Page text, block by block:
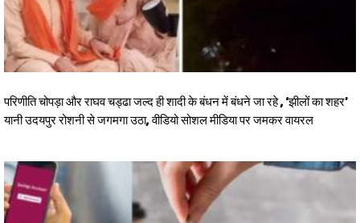
परिणीति चोपड़ा और राघव चड्ढा जल्द ही शादी के बंधन में बंधने जा रहे , ‘झीलों का शहर’
यानी उदयपुर रोशनी से जगमगा उठा, वीडियो सोशल मीडिया पर जमकर वायरल